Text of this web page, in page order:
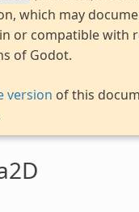
which may
or compatible with
of Godot.
version of this